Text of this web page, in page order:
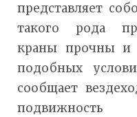
представляет
такого рода
краны прочны и
подобных
сообщает